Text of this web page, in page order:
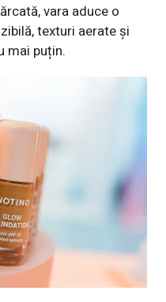
vara aduce o
texturi aerate și
mai puțin.